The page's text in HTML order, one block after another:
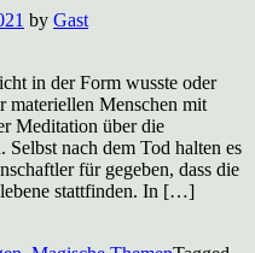
by Gast
in der Form wusste oder
materiellen Menschen mit
Meditation über die
nach dem Tod halten es
für gegeben, dass die
stattfinden. In […]